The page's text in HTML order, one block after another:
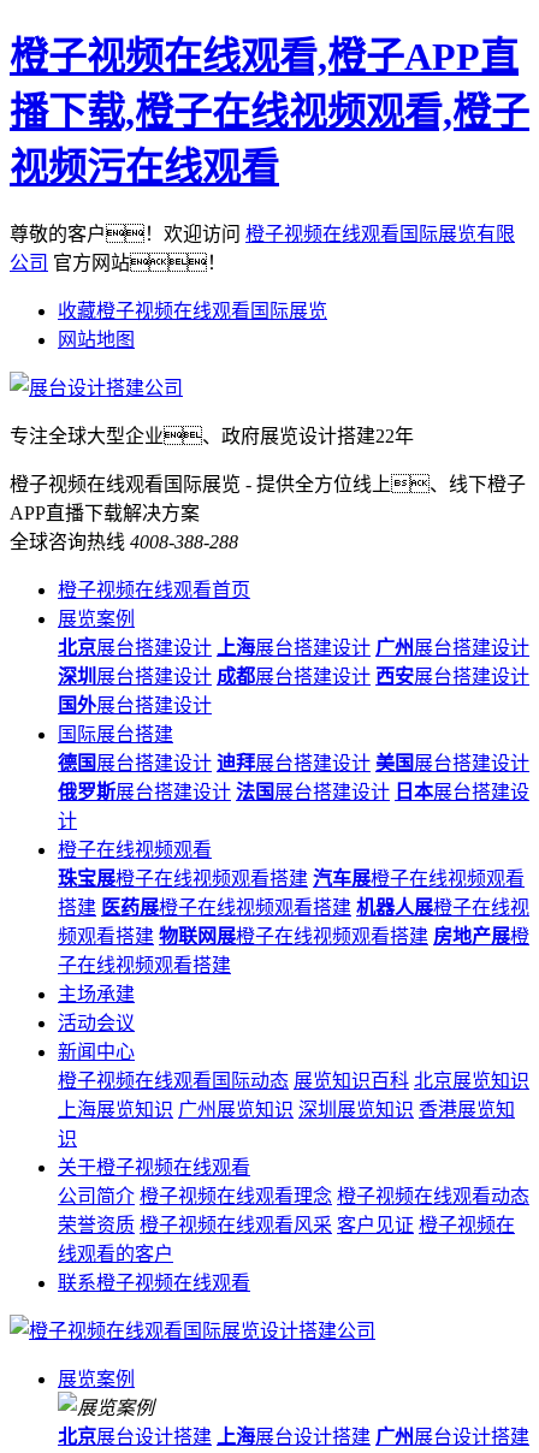
橙子视频在线观看,橙子APP直
播下载,橙子在线视频观看,橙子
视频污在线观看
尊敬的客户！欢迎访问 橙子视频在线观看国际展览有限
公司 官方网站！
收藏橙子视频在线观看国际展览
网站地图
专注全球大型企业、政府展览设计搭建22年
橙子视频在线观看国际展览 - 提供全方位线上、线下橙子
APP直播下载解决方案
全球咨询热线 4008-388-288
橙子视频在线观看首页
展览案例
北京展台搭建设计 上海展台搭建设计 广州展台搭建设计
深圳 展台搭建设计 成都展台搭建设计 西安展台搭建设计
国外展台搭建设计
国际展台搭建
德国 展台搭建设计 迪拜展台搭建设计 美国 展台搭建设计
俄罗斯展台搭建设计 法国 展台搭建设计 日本展台搭建设
计
橙子在线视频观看
珠宝展橙子在线视频观看搭建 汽车展橙子在线视频观看
搭建 医药展橙子在线视频观看搭建 机器人展橙子在线视
频观看搭建 物联网展橙子在线视频观看搭建 房地产展橙
子在线视频观看搭建
主场承建
活动会议
新闻中心
橙子视频在线观看国际动态 展览知识百科 北京展览知识
上海展览知识 广州展览知识 深圳展览知识 香港展览知
识
关于橙子视频在线观看
公司简介 橙子视频在线观看理念 橙子视频在线观看动态
荣誉资质 橙子视频在线观看风采 客户见证 橙子视频在
线观看的客户
联系橙子视频在线观看
展览案例
北京展台设计搭建 上海展台设计搭建 广州展台设计搭建